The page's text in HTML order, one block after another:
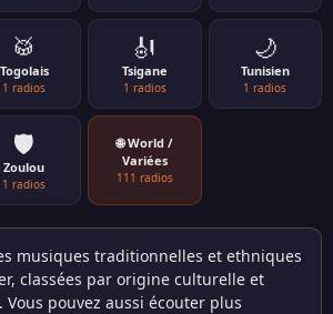
🥁
Togolais
1 radios
🎻
Tsigane
1 radios
🌙
Tunisien
1 radios
🛡️
Zoulou
1 radios
🌐 World /
Variées
111 radios
musiques traditionnelles et ethniques
classées par origine culturelle et
Vous pouvez aussi écouter plus